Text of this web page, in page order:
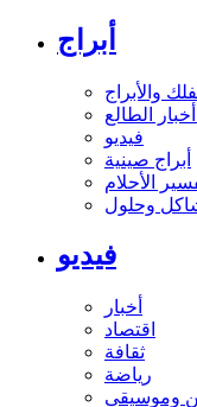
أبراج
والأبراج
الطالع
فيديو
أبراج صينية
الأحلام
وحلول
فيديو
أخبار
اقتصاد
ثقافة
رياضة
وموسيقى